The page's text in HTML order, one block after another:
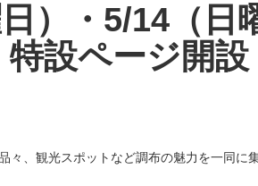
日）・5/14（
設ページ開設
、観光スポットなど調布の魅力を一同に